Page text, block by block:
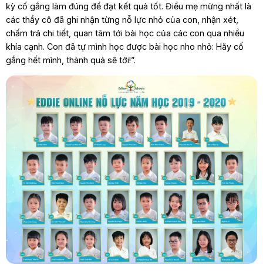
kỳ cố gắng làm đúng để đạt kết quả tốt. Điều mẹ mừng nhất là
các thầy cô đã ghi nhận từng nỗ lực nhỏ của con, nhận xét,
chấm trả chi tiết, quan tâm tới bài học của các con qua nhiều
khía cạnh. Con đã tự mình học được bài học nho nhỏ: Hãy cố
gắng hết mình, thành quả sẽ tới!”.